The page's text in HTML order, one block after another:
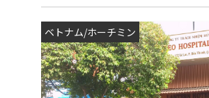
ベトナム/ホーチミン